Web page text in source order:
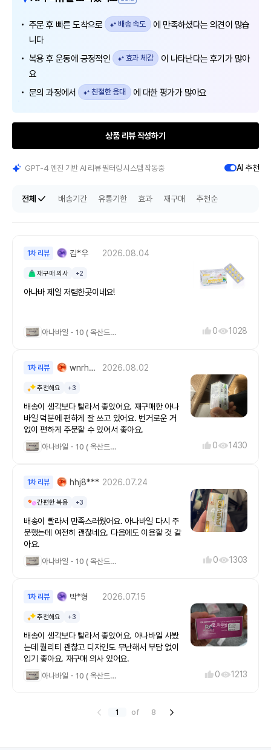
주문 후 빠른 도착으로 배송 속도 에 만족하셨다는 의견이 많습
니다
복용 후 운동에 긍정적인
효과 체감
이 나타난다는 후기가 많아
요
문의 과정에서
친절한 응대 에 대한 평가가 많아요
상품 리뷰 작성하기
GPT-4 엔진 기반 AI 리뷰 필터링 시스템 작동중
전체 배송기간 유통기한 효과 재구매 추천순
AI 추천
1차 리뷰 김*우 2026.08.04
재구매 의사 +2
아나바 제일 저렴한곳이네요!
아나바일 - 10 ( 옥산드롤론10mg ) 0 1028
1차 리뷰 wnrhd7ck@naver.*** 2026.08.02
추천해요 +3
배송이 생각보다 빨라서 좋았어요. 재구매한 아나
바일 덕분에 편하게 잘 쓰고 있어요. 번거로운 거
없이 편하게 주문할 수 있어서 좋아요.
아나바일 - 10 ( 옥산드롤론10mg ) 0 1430
1차 리뷰 hhj8*** 2026.07.24
간편한 복용 +3
배송이 빨라서 만족스러웠어요. 아나바일 다시 주
문했는데 여전히 괜찮네요. 다음에도 이용할 것 같
아요.
아나바일 - 10 ( 옥산드롤론10mg ) 0 1303
1차 리뷰 박*형 2026.07.15
추천해요 +3
배송이 생각보다 빨라서 좋았어요. 아나바일 사봤
는데 퀄리티 괜찮고 디자인도 무난해서 부담 없이
입기 좋아요. 재구매 의사 있어요.
아나바일 - 10 ( 옥산드롤론10mg ) 0 1213
1 of 8